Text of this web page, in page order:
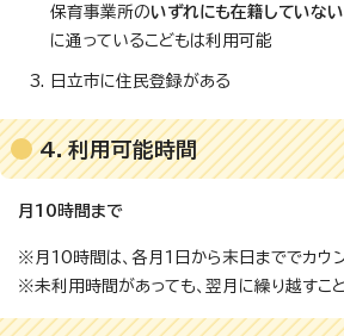
保育事業所のいずれにも在籍していない
に通っているこどもは利用可能
日立市に住民登録がある
4．利用可能時間
月10時間まで
※月10時間は、各月1日から末日まででカウン
※未利用時間があっても、翌月に繰り越すこと